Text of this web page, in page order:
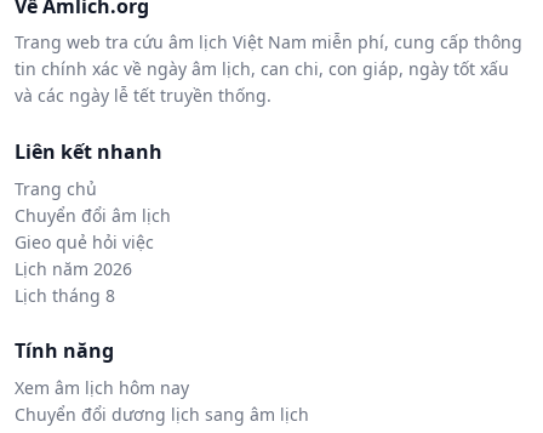
Về Amlich.org
Trang web tra cứu âm lịch Việt Nam miễn phí, cung cấp thông
tin chính xác về ngày âm lịch, can chi, con giáp, ngày tốt xấu
và các ngày lễ tết truyền thống.
Liên kết nhanh
Trang chủ
Chuyển đổi âm lịch
Gieo quẻ hỏi việc
Lịch năm 2026
Lịch tháng 8
Tính năng
Xem âm lịch hôm nay
Chuyển đổi dương lịch sang âm lịch